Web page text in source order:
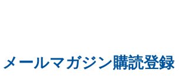
メールマガジン購読登録